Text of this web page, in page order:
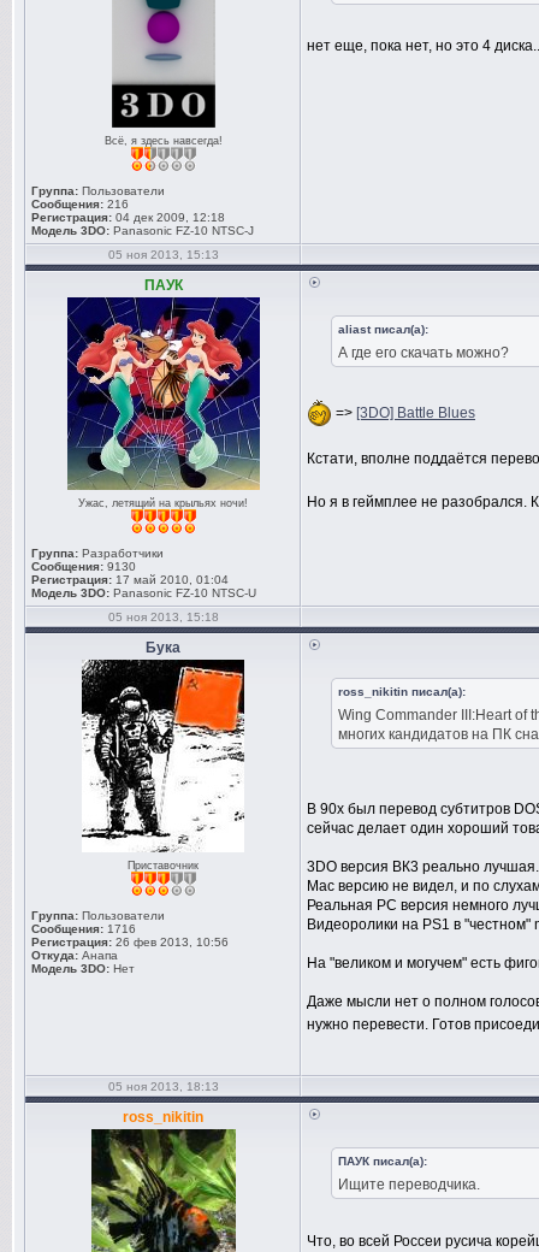
Всё, я здесь навсегда!
Группа: Пользователи
Сообщения: 216
Регистрация: 04 дек 2009, 12:18
Модель 3DO: Panasonic FZ-10 NTSC-J
нет еще, пока нет, но это 4
05 ноя 2013, 15:13
ПАУК
Ужас, летящий на крыльях ночи!
Группа: Разработчики
Сообщения: 9130
Регистрация: 17 май 2010, 01:04
Модель 3DO: Panasonic FZ-10 NTSC-U
aliast писал(а):
А где его скачать можно?
=> [3DO] Battle Blues
Кстати, вполне поддаётся
Но я в геймплее не разобрался.
05 ноя 2013, 15:18
Бука
Приставочник
Группа: Пользователи
Сообщения: 1716
Регистрация: 26 фев 2013, 10:56
Откуда: Анапа
Модель 3DO: Нет
ross_nikitin писал(а):
Wing Commander III:Heart of
многих кандидатов на ПК
В 90х был перевод субтитров
сейчас делает один хороший
3DO версия ВК3 реально
Мас версию не видел, и по
Реальная РС версия немного
Видеоролики на PS1 в
На "великом и могучем" есть
Даже мысли нет о полном
нужно перевести. Готов
05 ноя 2013, 18:13
ross_nikitin
ПАУК писал(а):
Ищите переводчика.
Что, во всей Россеи русича